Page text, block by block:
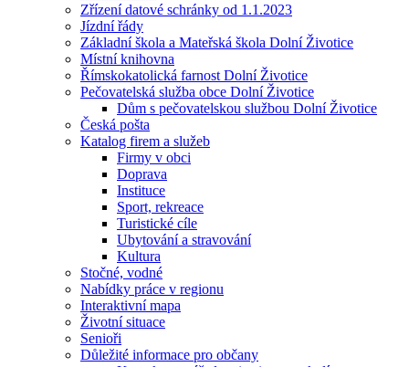
Zřízení datové schránky od 1.1.2023
Jízdní řády
Základní škola a Mateřská škola Dolní Životice
Místní knihovna
Římskokatolická farnost Dolní Životice
Pečovatelská služba obce Dolní Životice
Dům s pečovatelskou službou Dolní Životice
Česká pošta
Katalog firem a služeb
Firmy v obci
Doprava
Instituce
Sport, rekreace
Turistické cíle
Ubytování a stravování
Kultura
Stočné, vodné
Nabídky práce v regionu
Interaktivní mapa
Životní situace
Senioři
Důležité informace pro občany